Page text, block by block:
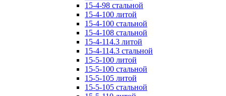
15-4-98 стальной
15-4-100 литой
15-4-100 стальной
15-4-108 стальной
15-4-114.3 литой
15-4-114.3 стальной
15-5-100 литой
15-5-100 стальной
15-5-105 литой
15-5-105 стальной